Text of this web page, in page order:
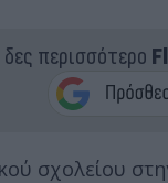
δες περισσότερο
σχολείου